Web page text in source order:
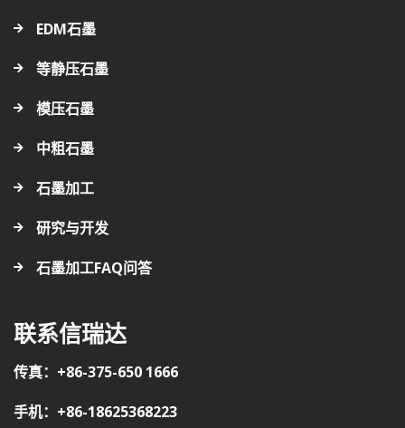
EDM石墨
等静压石墨
模压石墨
中粗石墨
石墨加工
研究与开发
石墨加工FAQ问答
联系信瑞达
传真：+86-375-650 1666
手机：+86-18625368223